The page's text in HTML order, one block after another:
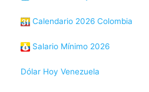
Calendario 2026 Colombia
Salario Mínimo 2026
Dólar Hoy Venezuela